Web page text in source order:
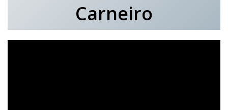
Carneiro